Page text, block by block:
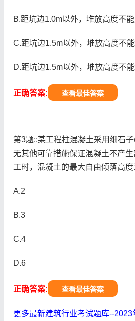
B.距坑边1.0m以外，堆放高度不
C.距坑边1.5m以外，堆放高度不
D.距坑边1.5m以外，堆放高度不
正确答案: 查看最佳答案
第3题::某工程柱混凝土采用细石
无其他可靠措施保证混凝土不产
工时，混凝土的最大自由倾落高度
A.2
B.3
C.4
D.6
正确答案: 查看最佳答案
更多最新建筑行业考试题库--